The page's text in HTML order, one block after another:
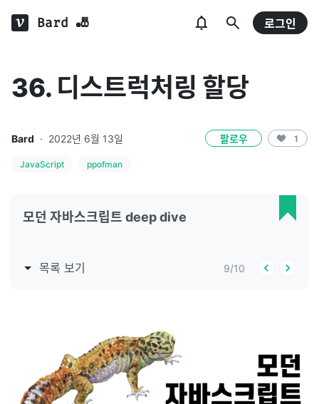
Bard 🎳 로그인
36. 디스트럭처링 할당
Bard · 2022년 6월 13일 팔로우 1
JavaScript ppofman
모던 자바스크립트 deep dive
목록 보기 9/10